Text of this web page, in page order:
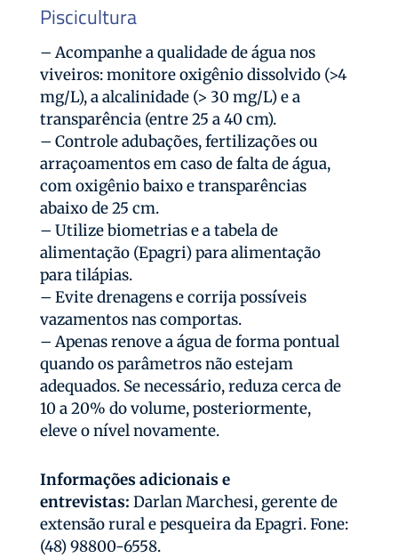
Piscicultura
– Acompanhe a qualidade de água nos
viveiros: monitore oxigênio dissolvido (>4
mg/L), a alcalinidade (> 30 mg/L) e a
transparência (entre 25 a 40 cm).
– Controle adubações, fertilizações ou
arraçoamentos em caso de falta de água,
com oxigênio baixo e transparências
abaixo de 25 cm.
– Utilize biometrias e a tabela de
alimentação (Epagri) para alimentação
para tilápias.
– Evite drenagens e corrija possíveis
vazamentos nas comportas.
– Apenas renove a água de forma pontual
quando os parâmetros não estejam
adequados. Se necessário, reduza cerca de
10 a 20% do volume, posteriormente,
eleve o nível novamente.
Informações adicionais e
entrevistas: Darlan Marchesi, gerente de
extensão rural e pesqueira da Epagri. Fone:
(48) 98800-6558.